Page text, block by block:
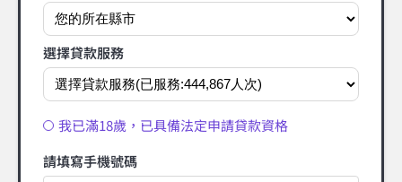
選擇貸款服務
我已滿18歲，已具備法定申請貸款資格
請填寫手機號碼